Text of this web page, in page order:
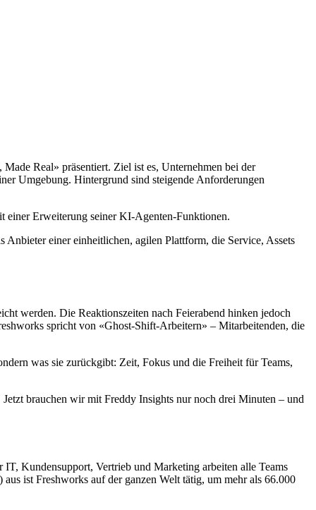
Real» präsentiert. Ziel ist es, Unternehmen bei der
Umgebung. Hintergrund sind steigende Anforderungen
einer Erweiterung seiner KI-Agenten-Funktionen.
einer einheitlichen, agilen Plattform, die Service, Assets
werden. Die Reaktionszeiten nach Feierabend hinken jedoch
spricht von «Ghost-Shift-Arbeitern» – Mitarbeitenden, die
was sie zurückgibt: Zeit, Fokus und die Freiheit für Teams,
brauchen wir mit Freddy Insights nur noch drei Minuten – und
Kundensupport, Vertrieb und Marketing arbeiten alle Teams
ist Freshworks auf der ganzen Welt tätig, um mehr als 66.000